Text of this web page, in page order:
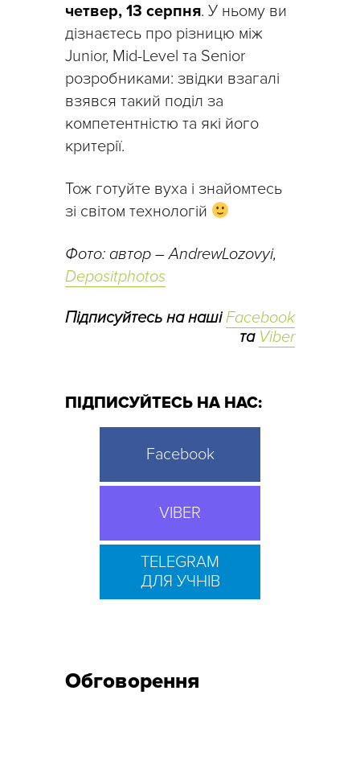
четвер, 13 серпня. У ньому ви
дізнаєтесь про різницю між
Junior, Mid-Level та Senior
розробниками: звідки взагалі
взявся такий поділ за
компетентністю та які його
критерії.
Тож готуйте вуха і знайомтесь
зі світом технологій
Фото: автор – AndrewLozovyi,
Depositphotos
Підписуйтесь на нашіFacebook
та Viber
ПІДПИСУЙТЕСЬ НА НАС:
Facebook
VIBER
TELEGRAM
ДЛЯ УЧНІВ
Обговорення